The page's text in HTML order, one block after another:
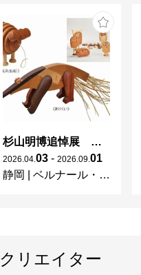
杉山明博追悼展 木とわたし―木工の妙技と美術教育
2026 04 03 - 2026 09 01
静岡
ベルナール・ビュフェ美術館
リエイター